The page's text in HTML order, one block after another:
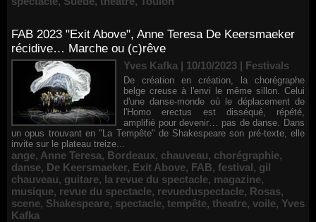
FAB 2023 "Exit Above", Anne Teresa De Keersmaeker
récidive… Marche ou (c)rêve
Yves Kafka | 10/10/2023 | Festivals
De création en création, la chorégraphe
belge creuse à l'envi le même sillon. Celui
d'une danse-monde où le déplacement de
l'Homo erectus est disséqué, répété,
amplifié pour devenir… pas de danse. Dans
un opus trouvant en "La Tempête" de Shakespeare son pré-texte, elle
invite sur le plateau treize...
ange, Anne Teresa, Bordeaux, chauveau, chorégraphie,
danse, De Keersmaeker, Exit Above, FAB, festival, gil
chauveau, guitare, la revue du spectacle, magazine,
musique, revue du spectacle, revueduspectacle, Rosas,
scene, Shakespeare, spectacle, tempête, theatre, voile, Yves
Kafka